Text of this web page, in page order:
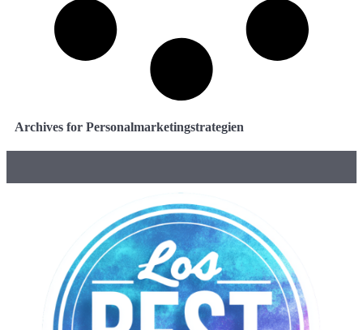
Archives for Personalmarketingstrategien